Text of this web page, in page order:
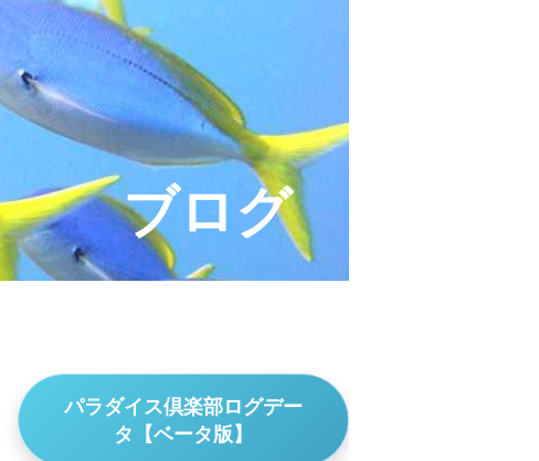
ブログ
パラダイス倶楽部ログデー
タ【ベータ版】